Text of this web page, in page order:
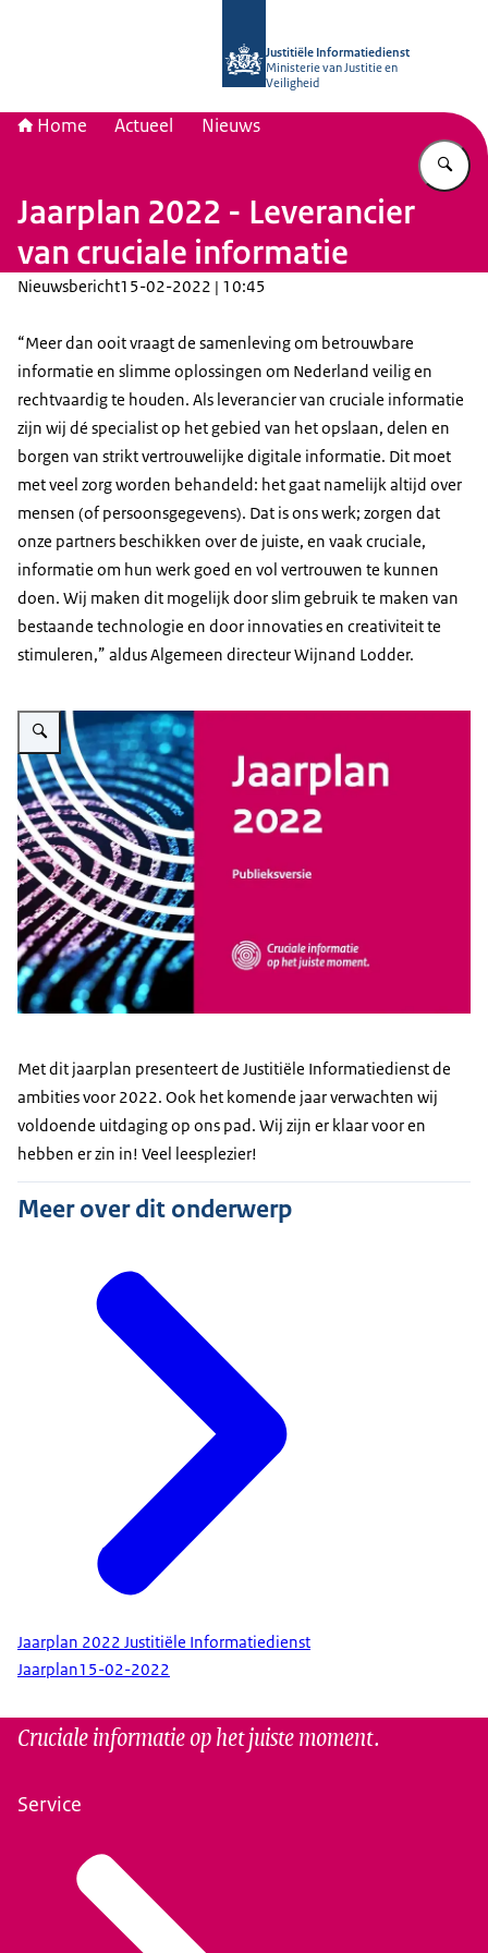
Justitiële Informatiedienst
Ministerie van Justitie en
Veiligheid
Home Actueel Nieuws
Jaarplan 2022 - Leverancier
van cruciale informatie
Nieuwsbericht15-02-2022 | 10:45
“Meer dan ooit vraagt de samenleving om betrouwbare
informatie en slimme oplossingen om Nederland veilig en
rechtvaardig te houden. Als leverancier van cruciale informatie
zijn wij dé specialist op het gebied van het opslaan, delen en
borgen van strikt vertrouwelijke digitale informatie. Dit moet
met veel zorg worden behandeld: het gaat namelijk altijd over
mensen (of persoonsgegevens). Dat is ons werk; zorgen dat
onze partners beschikken over de juiste, en vaak cruciale,
informatie om hun werk goed en vol vertrouwen te kunnen
doen. Wij maken dit mogelijk door slim gebruik te maken van
bestaande technologie en door innovaties en creativiteit te
stimuleren,” aldus Algemeen directeur Wijnand Lodder.
Vergroot afbeelding Jaarplan 2022 publieksversie
Met dit jaarplan presenteert de Justitiële Informatiedienst de
ambities voor 2022. Ook het komende jaar verwachten wij
voldoende uitdaging op ons pad. Wij zijn er klaar voor en
hebben er zin in! Veel leesplezier!
Meer over dit onderwerp
Jaarplan 2022 Justitiële Informatiedienst
Jaarplan15-02-2022
Cruciale informatie op het juiste moment.
Service